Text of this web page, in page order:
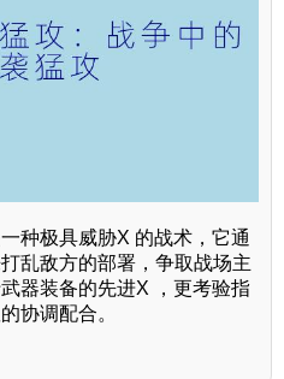
种极具威胁X 的战术，它通
乱敌方的部署，争取战场主
器装备的先进X ，更考验指
协调配合。